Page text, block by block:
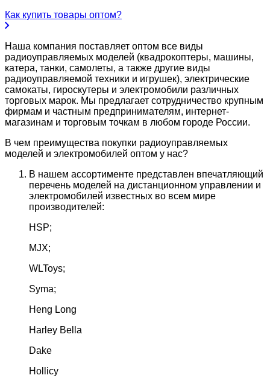
Как купить товары оптом?
Наша компания поставляет оптом все виды
радиоуправляемых моделей (квадрокоптеры, машины,
катера, танки, самолеты, а также другие виды
радиоуправляемой техники и игрушек), электрические
самокаты, гироскутеры и электромобили различных
торговых марок. Мы предлагает сотрудничество крупным
фирмам и частным предпринимателям, интернет-
магазинам и торговым точкам в любом городе России.
В чем преимущества покупки радиоуправляемых
моделей и электромобилей оптом у нас?
В нашем ассортименте представлен впечатляющий
перечень моделей на дистанционном управлении и
электромобилей известных во всем мире
производителей:
HSP;
MJX;
WLToys;
Syma;
Heng Long
Harley Bella
Dake
Hollicy